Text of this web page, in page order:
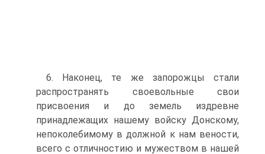
6. Наконец, те же запорожцы стали
распространять своевольные свои
присвоения и до земель издревне
принадлежащих нашему войску Донскому,
непоколебимому в должной к нам вености,
всего с отличностию и мужеством в нашей